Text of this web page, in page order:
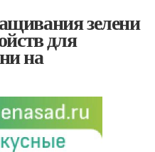
зелени
для
на